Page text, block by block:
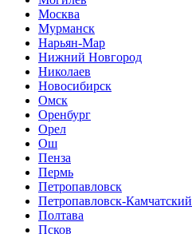
Москва
Мурманск
Нарьян-Мар
Нижний Новгород
Николаев
Новосибирск
Омск
Оренбург
Орел
Ош
Пенза
Пермь
Петропавловск
Петропавловск-Камчатский
Полтава
Псков